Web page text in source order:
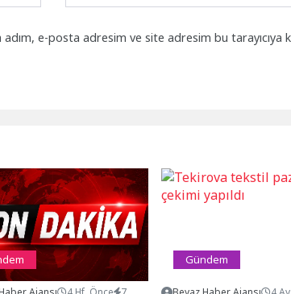
adım, e-posta adresim ve site adresim bu tarayıcıya
Gündem